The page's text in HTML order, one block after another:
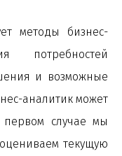
методы бизнес-
потребностей
и возможные
аналитик может
первом случае мы
текущую